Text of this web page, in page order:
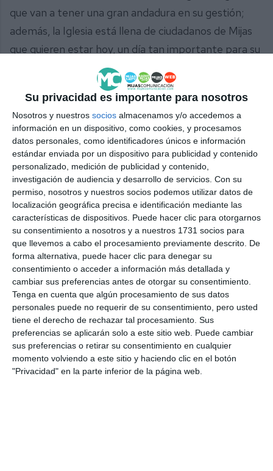
Su privacidad es importante para nosotros
Nosotros y nuestros socios almacenamos y/o accedemos a
información en un dispositivo, como cookies, y procesamos
datos personales, como identificadores únicos e información
estándar enviada por un dispositivo para publicidad y contenido
personalizado, medición de publicidad y contenido,
investigación de audiencia y desarrollo de servicios. Con su
permiso, nosotros y nuestros socios podemos utilizar datos de
localización geográfica precisa e identificación mediante las
características de dispositivos. Puede hacer clic para otorgarnos
su consentimiento a nosotros y a nuestros 1731 socios para
que llevemos a cabo el procesamiento previamente descrito. De
forma alternativa, puede hacer clic para denegar su
consentimiento o acceder a información más detallada y
cambiar sus preferencias antes de otorgar su consentimiento.
Tenga en cuenta que algún procesamiento de sus datos
personales puede no requerir de su consentimiento, pero usted
tiene el derecho de rechazar tal procesamiento. Sus
preferencias se aplicarán solo a este sitio web. Puede cambiar
sus preferencias o retirar su consentimiento en cualquier
momento volviendo a este sitio y haciendo clic en el botón
"Privacidad" en la parte inferior de la página web.
que van a tener una gran andadura en su gestión;
además, la Iglesia está llena de ciudadanos de Mijas
que quieren estar hoy, un día tan importante para su
hermandad, para la Virgen de la Peña”, agregó
Lunar le impuso la medalla a Fernández | M.C.
Agradecimiento a la comisión gestora
Tras la toma de posesión, los asistentes se
trasladaron a la ermita del Compás para realizar el
canto del himno y de la salve a la patrona. Allí, ante
la Virgen de la Peña, se hizo entrega a la gestora de